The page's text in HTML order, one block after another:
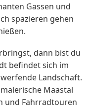
Gassen und
spazieren gehen
dann bist du
befindet sich im
Landschaft.
Maastal
und Fahrradtouren